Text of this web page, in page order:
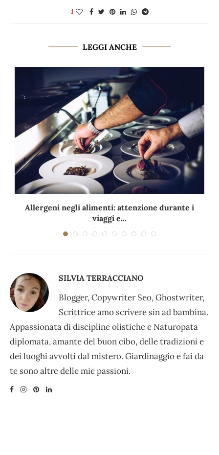
1
LEGGI ANCHE
Allergeni negli alimenti: attenzione durante i
viaggi e...
SILVIA TERRACCIANO
Blogger, Copywriter Seo, Ghostwriter,
Scrittrice amo scrivere sin ad bambina.
Appassionata di discipline olistiche e Naturopata
diplomata, amante del buon cibo, delle tradizioni e
dei luoghi avvolti dal mistero. Giardinaggio e fai da
te sono altre delle mie passioni.